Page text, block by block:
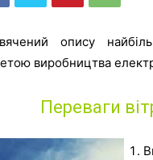
опису
виробництва
Переваги